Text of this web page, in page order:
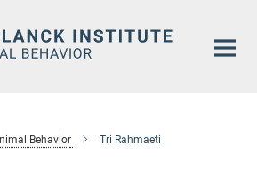
Behavior Tri Rahmaeti